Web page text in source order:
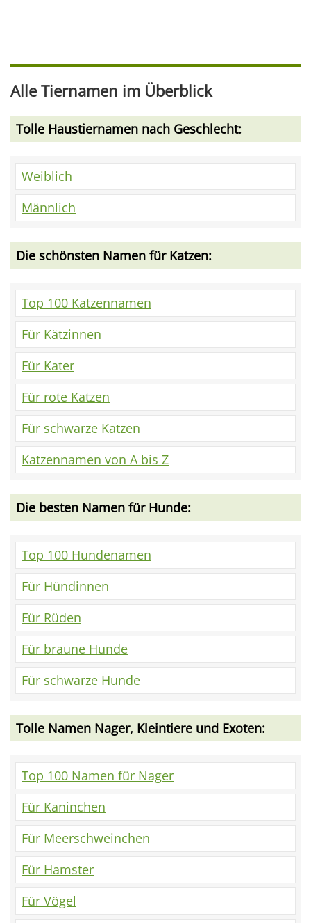
Alle Tiernamen im Überblick
Tolle Haustiernamen nach Geschlecht:
Weiblich
Männlich
Die schönsten Namen für Katzen:
Top 100 Katzennamen
Für Kätzinnen
Für Kater
Für rote Katzen
Für schwarze Katzen
Katzennamen von A bis Z
Die besten Namen für Hunde:
Top 100 Hundenamen
Für Hündinnen
Für Rüden
Für braune Hunde
Für schwarze Hunde
Tolle Namen Nager, Kleintiere und Exoten:
Top 100 Namen für Nager
Für Kaninchen
Für Meerschweinchen
Für Hamster
Für Vögel